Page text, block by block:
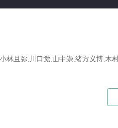
且弥,川口觉,山中崇,绪方义博,木